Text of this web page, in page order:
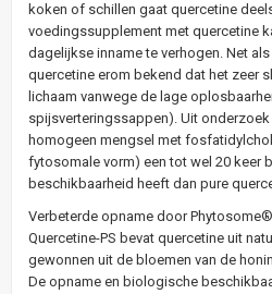
koken of schillen gaat quercetine
voedingssupplement met quercetine
dagelijkse inname te verhogen. Net
quercetine erom bekend dat het zeer
lichaam vanwege de lage
spijsverteringssappen). Uit
homogeen mengsel met
fytosomale vorm) een tot wel 20 keer
beschikbaarheid heeft dan pure
Verbeterde opname door
Quercetine-PS bevat quercetine uit
gewonnen uit de bloemen van de
De opname en biologische